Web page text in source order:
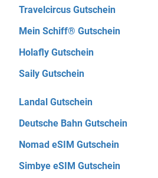
Travelcircus Gutschein
Mein Schiff® Gutschein
Holafly Gutschein
Saily Gutschein
Landal Gutschein
Deutsche Bahn Gutschein
Nomad eSIM Gutschein
Simbye eSIM Gutschein